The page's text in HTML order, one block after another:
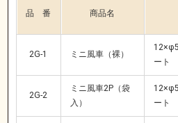
品 番 商品名
2G-1 ミニ風車（裸）
ート
2G-2
ミニ風車2P（袋
入）
ート